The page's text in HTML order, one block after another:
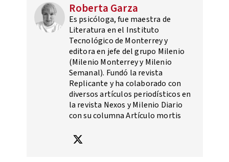
Roberta Garza
Es psicóloga, fue maestra de
Literatura en el Instituto
Tecnológico de Monterrey y
editora en jefe del grupo Milenio
(Milenio Monterrey y Milenio
Semanal). Fundó la revista
Replicante y ha colaborado con
diversos artículos periodísticos en
la revista Nexos y Milenio Diario
con su columna Artículo mortis